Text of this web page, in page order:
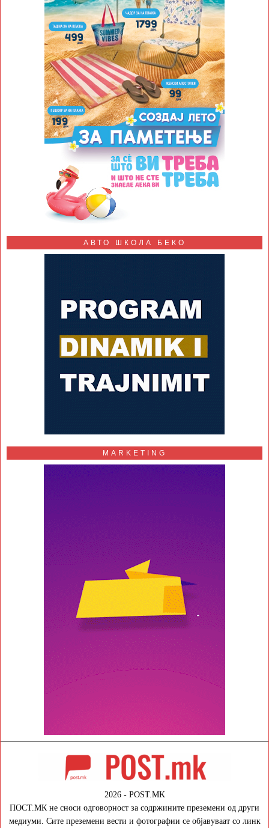
АВТО ШКОЛА БЕКО
MARKETING
2026 - POST.MK
ПОСТ.МК не сноси одговорност за содржините преземени од други
медиуми. Сите преземени вести и фотографии се објавуваат со линк